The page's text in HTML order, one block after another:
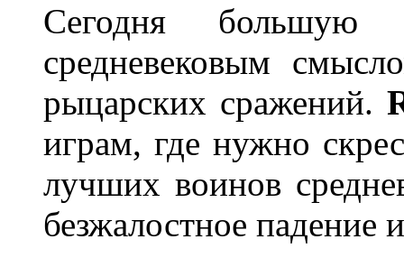
Сегодня большую
средневековым
рыцарских сражений.
играм, где нужно
лучших воинов
безжалостное падение